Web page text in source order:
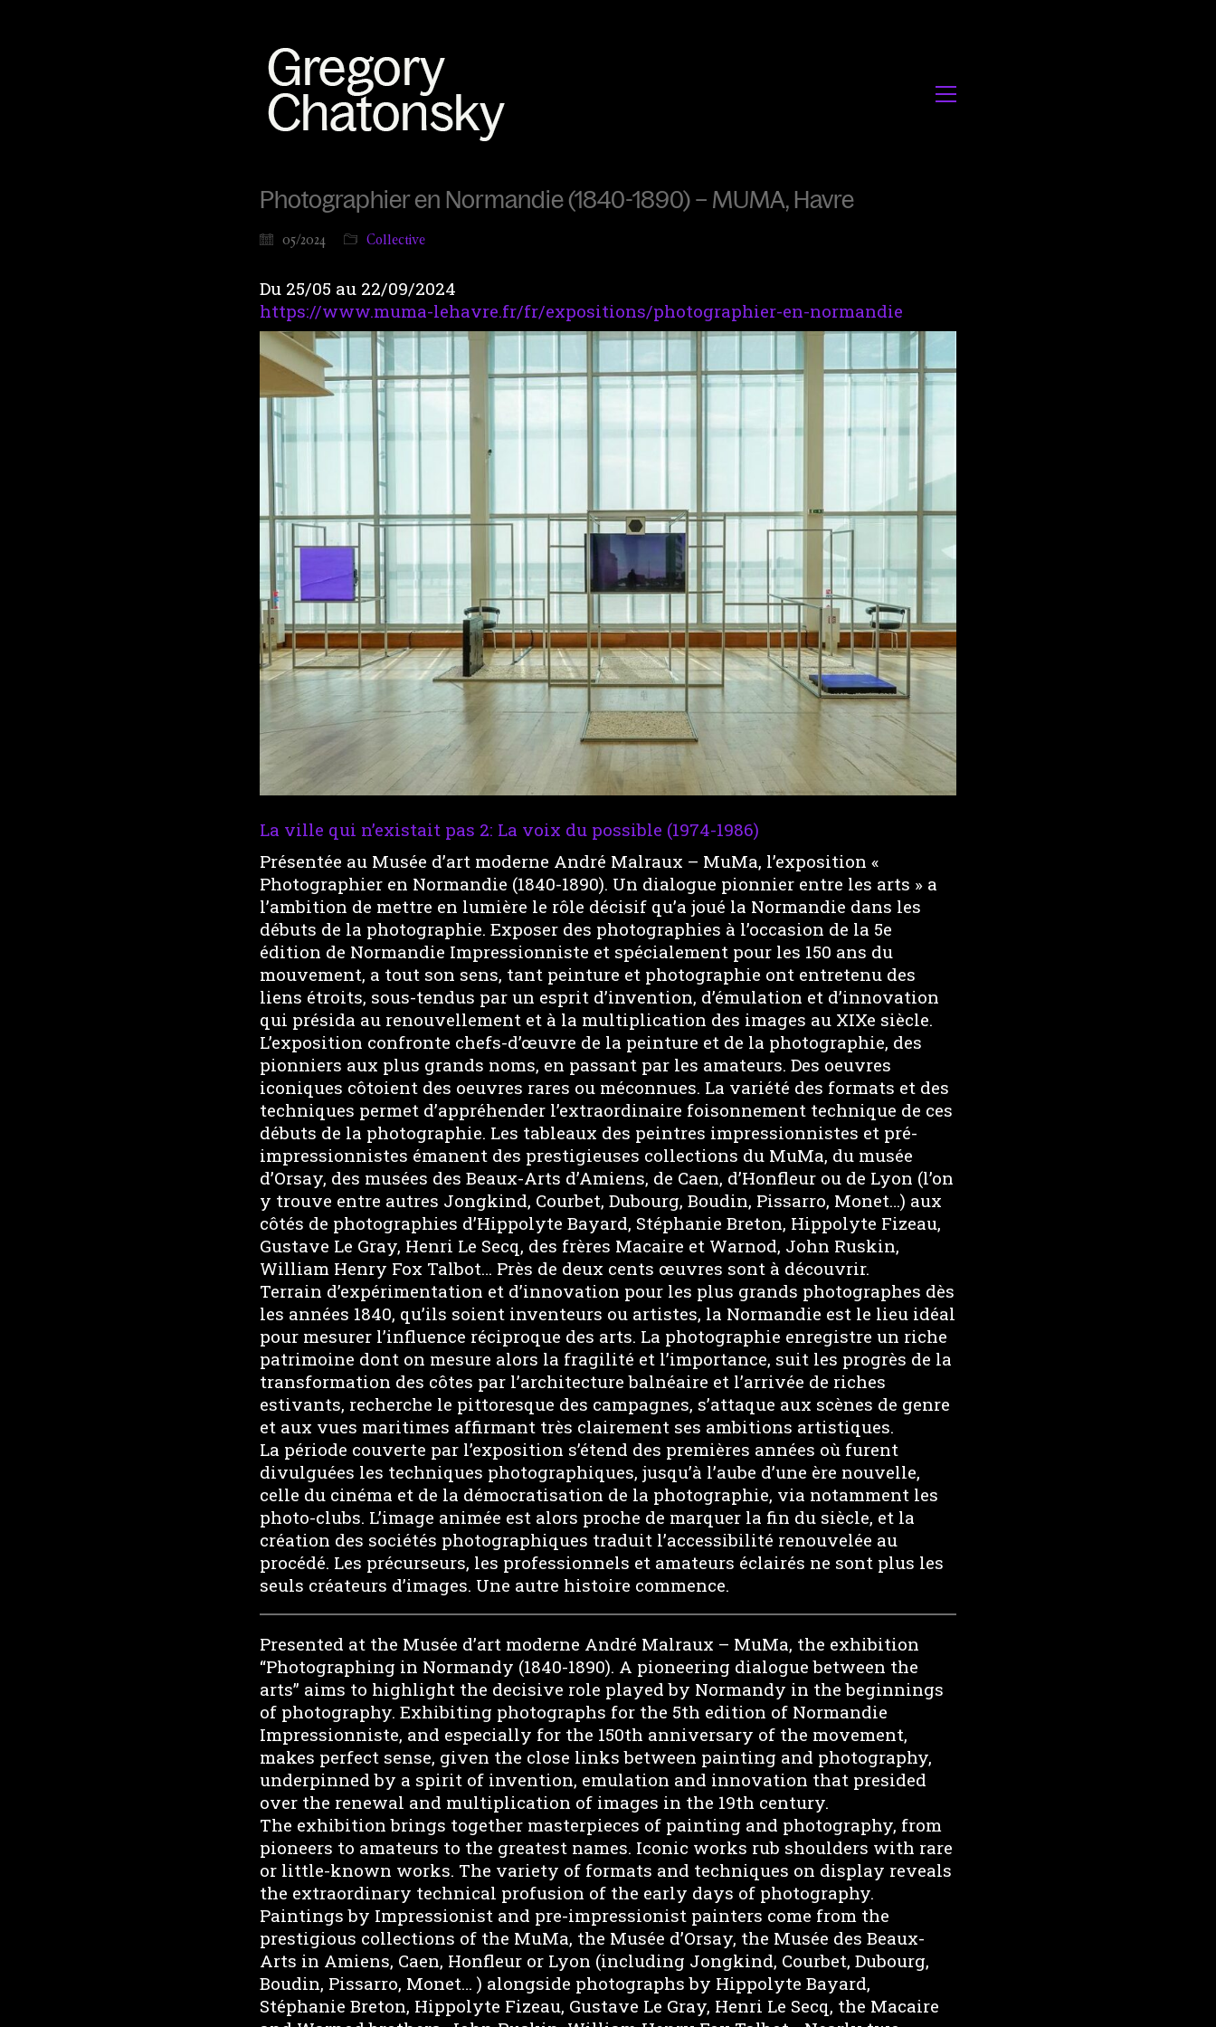
Photographier en Normandie (1840-1890) – MUMA, Havre
05/2024 Collective
Du 25/05 au 22/09/2024
https://www.muma-lehavre.fr/fr/expositions/photographier-en-normandie
La ville qui n’existait pas 2: La voix du possible (1974-1986)
Présentée au Musée d’art moderne André Malraux – MuMa, l’exposition «
Photographier en Normandie (1840-1890). Un dialogue pionnier entre les arts » a
l’ambition de mettre en lumière le rôle décisif qu’a joué la Normandie dans les
débuts de la photographie. Exposer des photographies à l’occasion de la 5e
édition de Normandie Impressionniste et spécialement pour les 150 ans du
mouvement, a tout son sens, tant peinture et photographie ont entretenu des
liens étroits, sous-tendus par un esprit d’invention, d’émulation et d’innovation
qui présida au renouvellement et à la multiplication des images au XIXe siècle.
L’exposition confronte chefs-d’œuvre de la peinture et de la photographie, des
pionniers aux plus grands noms, en passant par les amateurs. Des oeuvres
iconiques côtoient des oeuvres rares ou méconnues. La variété des formats et des
techniques permet d’appréhender l’extraordinaire foisonnement technique de ces
débuts de la photographie. Les tableaux des peintres impressionnistes et pré-
impressionnistes émanent des prestigieuses collections du MuMa, du musée
d’Orsay, des musées des Beaux-Arts d’Amiens, de Caen, d’Honfleur ou de Lyon (l’on
y trouve entre autres Jongkind, Courbet, Dubourg, Boudin, Pissarro, Monet…) aux
côtés de photographies d’Hippolyte Bayard, Stéphanie Breton, Hippolyte Fizeau,
Gustave Le Gray, Henri Le Secq, des frères Macaire et Warnod, John Ruskin,
William Henry Fox Talbot… Près de deux cents œuvres sont à découvrir.
Terrain d’expérimentation et d’innovation pour les plus grands photographes dès
les années 1840, qu’ils soient inventeurs ou artistes, la Normandie est le lieu idéal
pour mesurer l’influence réciproque des arts. La photographie enregistre un riche
patrimoine dont on mesure alors la fragilité et l’importance, suit les progrès de la
transformation des côtes par l’architecture balnéaire et l’arrivée de riches
estivants, recherche le pittoresque des campagnes, s’attaque aux scènes de genre
et aux vues maritimes affirmant très clairement ses ambitions artistiques.
La période couverte par l’exposition s’étend des premières années où furent
divulguées les techniques photographiques, jusqu’à l’aube d’une ère nouvelle,
celle du cinéma et de la démocratisation de la photographie, via notamment les
photo-clubs. L’image animée est alors proche de marquer la fin du siècle, et la
création des sociétés photographiques traduit l’accessibilité renouvelée au
procédé. Les précurseurs, les professionnels et amateurs éclairés ne sont plus les
seuls créateurs d’images. Une autre histoire commence.
Presented at the Musée d’art moderne André Malraux – MuMa, the exhibition
“Photographing in Normandy (1840-1890). A pioneering dialogue between the
arts” aims to highlight the decisive role played by Normandy in the beginnings
of photography. Exhibiting photographs for the 5th edition of Normandie
Impressionniste, and especially for the 150th anniversary of the movement,
makes perfect sense, given the close links between painting and photography,
underpinned by a spirit of invention, emulation and innovation that presided
over the renewal and multiplication of images in the 19th century.
The exhibition brings together masterpieces of painting and photography, from
pioneers to amateurs to the greatest names. Iconic works rub shoulders with rare
or little-known works. The variety of formats and techniques on display reveals
the extraordinary technical profusion of the early days of photography.
Paintings by Impressionist and pre-impressionist painters come from the
prestigious collections of the MuMa, the Musée d’Orsay, the Musée des Beaux-
Arts in Amiens, Caen, Honfleur or Lyon (including Jongkind, Courbet, Dubourg,
Boudin, Pissarro, Monet… ) alongside photographs by Hippolyte Bayard,
Stéphanie Breton, Hippolyte Fizeau, Gustave Le Gray, Henri Le Secq, the Macaire